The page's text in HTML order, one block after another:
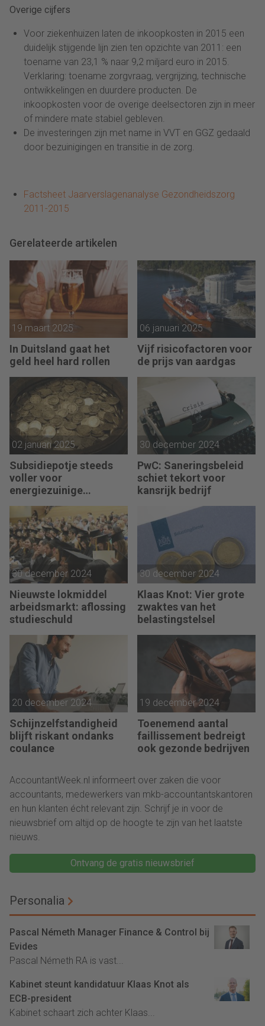
Overige cijfers
Voor ziekenhuizen laten de inkoopkosten in 2015 een
duidelijk stijgende lijn zien ten opzichte van 2011: een
toename van 23,1 % naar 9,2 miljard euro in 2015.
Verklaring: toename zorgvraag, vergrijzing, technische
ontwikkelingen en duurdere producten. De
inkoopkosten voor de overige deelsectoren zijn in meer
of mindere mate stabiel gebleven.
De investeringen zijn met name in VVT en GGZ gedaald
door bezuinigingen en transitie in de zorg.
Factsheet Jaarverslagenanalyse Gezondheidszorg
2011-2015
Gerelateerde artikelen
19 maart 2025
In Duitsland gaat het
geld heel hard rollen
06 januari 2025
Vijf risicofactoren voor
de prijs van aardgas
02 januari 2025
Subsidiepotje steeds
voller voor
energiezuinige
technieken
30 december 2024
PwC: Saneringsbeleid
schiet tekort voor
kansrijk bedrijf
30 december 2024
Nieuwste lokmiddel
arbeidsmarkt: aflossing
studieschuld
30 december 2024
Klaas Knot: Vier grote
zwaktes van het
belastingstelsel
20 december 2024
Schijnzelfstandigheid
blijft riskant ondanks
coulance
19 december 2024
Toenemend aantal
faillissement bedreigt
ook gezonde bedrijven
AccountantWeek.nl informeert over zaken die voor
accountants, medewerkers van mkb-accountantskantoren
en hun klanten écht relevant zijn. Schrijf je in voor de
nieuwsbrief om altijd op de hoogte te zijn van het laatste
nieuws.
Ontvang de gratis nieuwsbrief
Personalia
Pascal Németh Manager Finance & Control bij
Evides
Pascal Németh RA is vast...
Kabinet steunt kandidatuur Klaas Knot als
ECB-president
Kabinet schaart zich achter Klaas...